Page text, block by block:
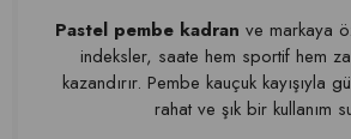
Pastel pembe kadran ve markaya
indeksler, saate hem sportif hem
kazandırır. Pembe kauçuk kayışıyla
rahat ve şık bir kullanım